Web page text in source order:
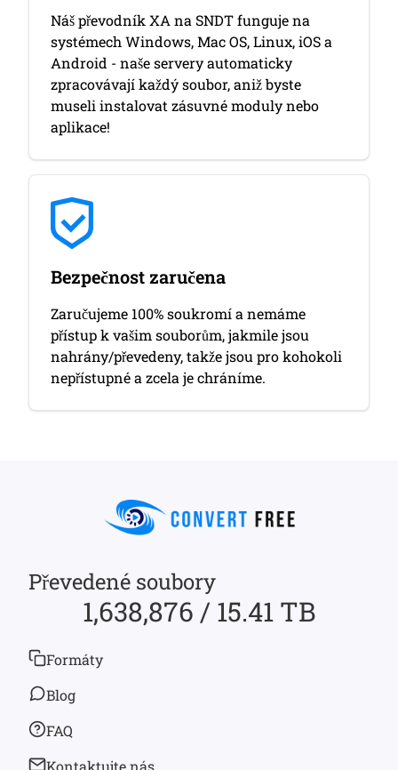
Náš převodník XA na SNDT funguje na
systémech Windows, Mac OS, Linux, iOS a
Android - naše servery automaticky
zpracovávají každý soubor, aniž byste
museli instalovat zásuvné moduly nebo
aplikace!
Bezpečnost zaručena
Zaručujeme 100% soukromí a nemáme
přístup k vašim souborům, jakmile jsou
nahrány/převedeny, takže jsou pro kohokoli
nepřístupné a zcela je chráníme.
Převedené soubory
1,638,876 / 15.41 TB
Formáty
Blog
FAQ
Kontaktujte nás